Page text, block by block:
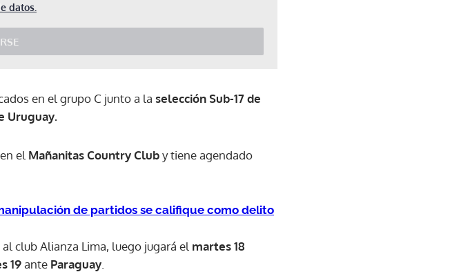
datos.
en el grupo C junto a la selección Sub-17 de
Uruguay.
el Mañanitas Country Cluby tiene agendado
de partidos se califique como delito
club Alianza Lima, luego jugará el martes 18
19ante Paraguay